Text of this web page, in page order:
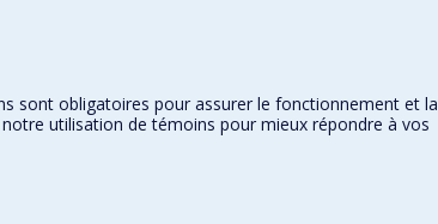
sont obligatoires pour assurer le fonctionnement et la
utilisation de témoins pour mieux répondre à vos